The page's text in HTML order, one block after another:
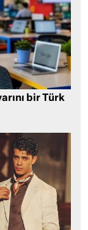
bir Türk